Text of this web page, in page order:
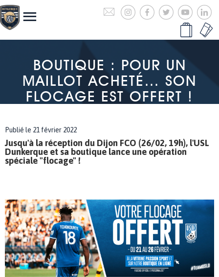
BOUTIQUE : POUR UN
MAILLOT ACHETÉ… SON
FLOCAGE EST OFFERT !
Publié le 21 février 2022
Jusqu'à la réception du Dijon FCO (26/02, 19h), l'USL
Dunkerque et sa boutique lance une opération
spéciale "flocage" !